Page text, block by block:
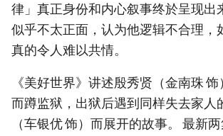
律」真正身份和内心叙事终於呈现出
似乎不太正面，认为他逻辑不合理，
真的令人难以共情。
《美好世界》讲述殷秀贤（金南珠
而蹲监狱，出狱后遇到同样失去家人
（车银优 饰）而展开的故事。 最新